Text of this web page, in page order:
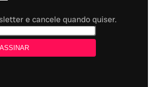
e cancele quando quiser.